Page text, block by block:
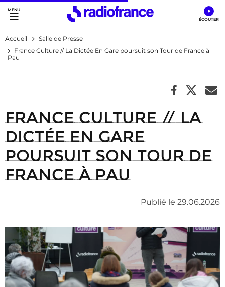
Accès direct :
Menu principal
Contenu
Accueil
Salle de Presse
France Culture // La Dictée En Gare poursuit son Tour de France à
Pau
France Culture // La
Dictée En Gare
poursuit son Tour de
France à Pau
Publié le 29.06.2026